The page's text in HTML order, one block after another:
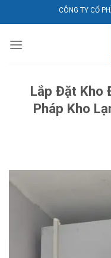
qua
dung
CÔNG TY CỔ PHẦN
Lắp Đặt Kho
Pháp Kho